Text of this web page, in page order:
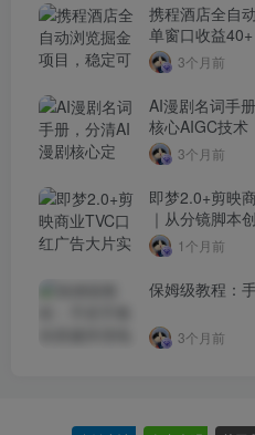
携程酒店全自
单窗口收益
秘】3个月前
AI漫剧名词手
核心AIGC技术
3个月前
即梦2.0+剪映
｜从分镜脚本
程打造品牌级产
1个月前
保姆级教程：
3个月前